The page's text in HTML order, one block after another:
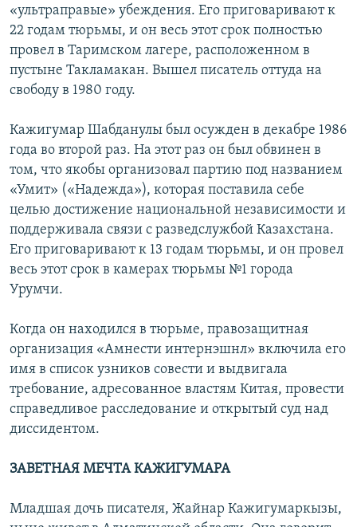
«ультраправые» убеждения. Его приговаривают к
22 годам тюрьмы, и он весь этот срок полностью
провел в Таримском лагере, расположенном в
пустыне Такламакан. Вышел писатель оттуда на
свободу в 1980 году.
Кажигумар Шабданулы был осужден в декабре 1986
года во второй раз. На этот раз он был обвинен в
том, что якобы организовал партию под названием
«Умит» («Надежда»), которая поставила себе
целью достижение национальной независимости и
поддерживала связи с разведслужбой Казахстана.
Его приговаривают к 13 годам тюрьмы, и он провел
весь этот срок в камерах тюрьмы №1 города
Урумчи.
Когда он находился в тюрьме, правозащитная
организация «Амнести интернэшнл» включила его
имя в список узников совести и выдвигала
требование, адресованное властям Китая, провести
справедливое расследование и открытый суд над
диссидентом.
ЗАВЕТНАЯ МЕЧТА КАЖИГУМАРА
Младшая дочь писателя, Жайнар Кажигумаркызы,